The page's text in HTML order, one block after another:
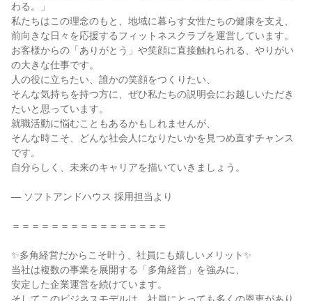
わる。」
私たちはこの理念のもと、地域に暮らす女性たちの健康を支え、
前向きな日々を応援するフィットネスクラブを運営しています。
お客様からの「ありがとう」や笑顔に直接触れられる、やりがい
の大きな仕事です。
人の役に立ちたい、誰かの笑顔をつくりたい、
そんな気持ちを持つ方に、ぜひ私たちの説明会にお越しいただき
たいと思っています。
就職活動に悩むこともあるかもしれませんが、
そんな時こそ、どんな社会人になりたいかを見つめ直すチャンス
です。
自分らしく、未来のキャリアを描いていきましょう。
— ソフトアンドハウス 採用担当より
＝＝＝＝＝＝＝＝＝＝＝＝＝＝＝＝
✨多角経営だからこそ叶う、社員にも嬉しいメリット✨
当社は複数の事業を展開する「多角経営」を強みに、
安定した企業運営を続けています。